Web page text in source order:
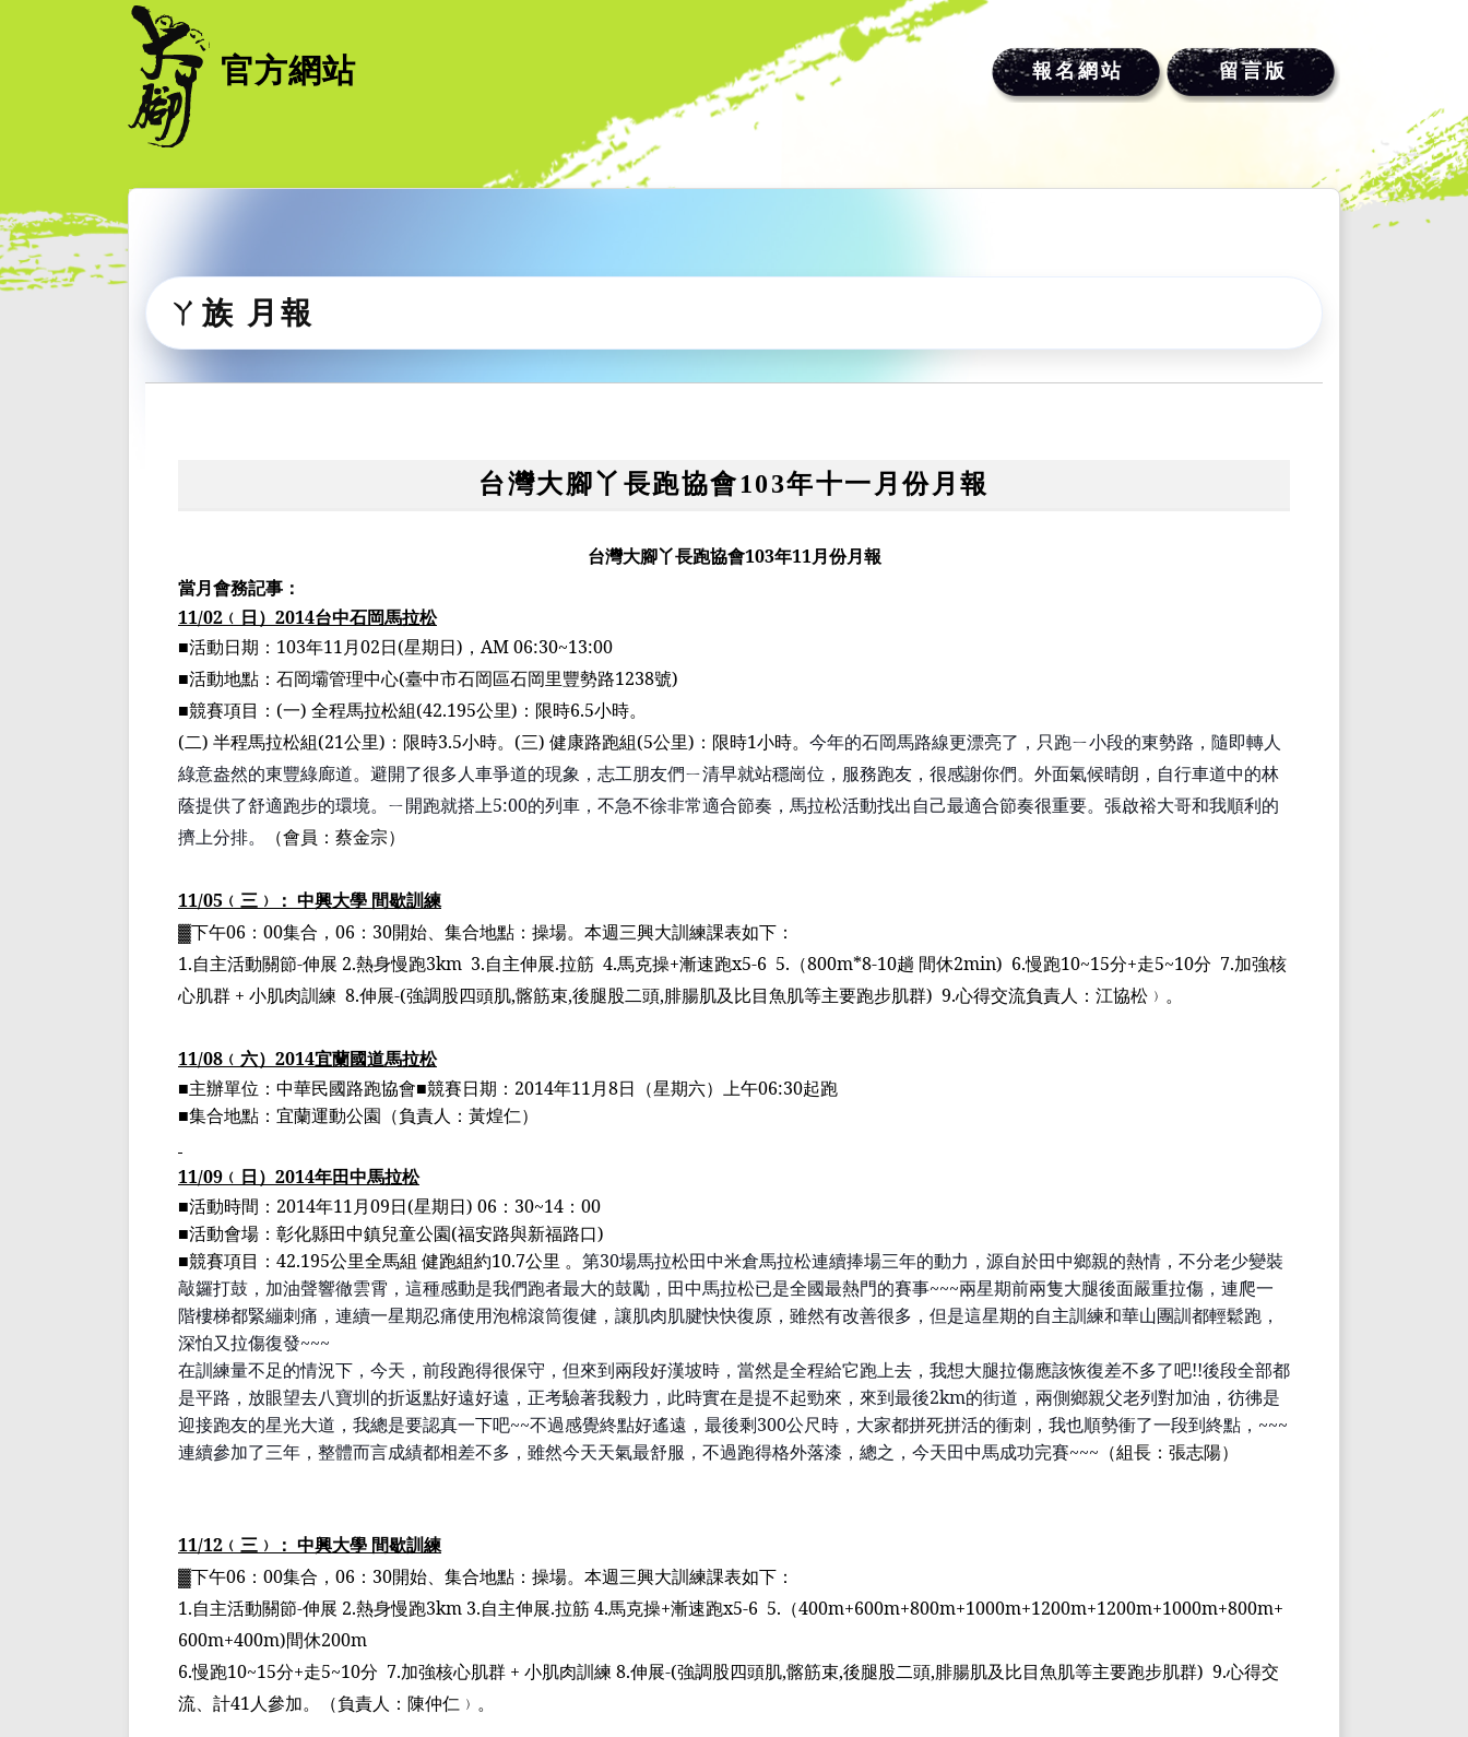
官方網站 報名網站 留言版
ㄚ族 月報
台灣大腳丫長跑協會103年十一月份月報
台灣大腳丫長跑協會103年11月份月報
當月會務記事：
11/02 ﹙ 日） 2014台中石岡馬拉松
■活動日期： 103年11月02日(星期日) ， AM 06:30~13:00
■活動地點：石岡壩管理中心(臺中市石岡區石岡里豐勢路1238號)
■競賽項目： (一) 全程馬拉松組(42.195公里) ：限時6.5小時。
(二) 半程馬拉松組(21公里) ：限時3.5小時。 (三) 健康路跑組(5公里) ：限時1小時。 今年的石岡馬路線更漂亮了，只跑ㄧ小段的東勢路，隨即轉人
綠意盎然的東豐綠廊道。避開了很多人車爭道的現象，志工朋友們ㄧ清早就站穩崗位， 服務跑友 ，很感謝你們。外面氣候晴朗，自行車道中的林
蔭提供了舒適跑步的環境。 ㄧ開跑就搭上5:00的列車，不急不徐非常適合節奏，馬拉松活動找出自己最適合節奏很重要。張啟裕大哥和我順利的
擠上分排。
（會員：蔡金宗）
11/05 ﹙ 三 ﹚ ： 中興大學 間歇訓練
▓下午06 ： 00集合， 06 ： 30開始、集合地點：操場。 本週三興大訓練課表如下：
1.自主活動關節-伸展 2.熱身慢跑3km 3.自主伸展.拉筋 4.馬克操+漸速跑x5-6 5. （800m*8-10趟 間休2min) 6.慢跑10~15分+走5~10分 7.加強核
心肌群 + 小肌肉訓練 8.伸展-(強調股四頭肌,髂筋束,後腿股二頭,腓腸肌及比目魚肌等主要跑步肌群) 9.心得交流負責人： 江協松﹚ 。
11/08 ﹙ 六） 2014宜蘭國道馬拉松
■主辦單位：中華民國路跑協會■競賽日期： 2014年11月8日（星期六）上午06:30起跑
■集合地點：宜蘭運動公園 （負責人：黃煌仁）
11/09 ﹙ 日） 2014年田中馬拉松
■活動時間： 2014年11月09日(星期日) 06 ： 30~14 ： 00
■活動會場：彰化縣田中鎮兒童公園(福安路與新福路口)
■競賽項目： 42.195公里全馬組 健跑組約10.7公里 。 第30場馬拉松田中米倉馬拉松連續捧場三年的動力，源自於田中鄉親的熱情，不分老少變裝
敲鑼打鼓，加油聲響徹雲霄，這種感動是我們跑者最大的鼓勵，田中馬拉松已是全國最熱門的賽事~~~兩星期前兩隻大腿後面嚴重拉傷， 連爬一
階樓梯都緊繃刺痛，連續一星期忍痛使用泡棉滾筒復健，讓肌肉肌腱快快復原，雖然有改善很多，但是這星期的自主訓練和華山團訓都輕鬆跑，
深怕又拉傷復發~~~
在訓練量不足的情況下，今天， 前段跑得很保守，但來到兩段好漢坡時 ，當然是全程給它跑上去，我想大腿拉傷應該恢復差不多了吧!!後段全部都
是平路，放眼望去八寶圳的折返點好遠好遠，正考驗著我毅力，此時實在是提不起勁來，來到最後2km的街道，兩側鄉親父老列對加油，彷彿是
迎接跑友的星光大道，我總是要認真一下吧~~不過感覺終點好遙遠，最後剩300公尺時，大家都拼死拼活的衝刺，我也順勢衝了一段到終點， ~~~
連續參加了三年，整體而言成績都相差不多，雖然今天天氣最舒服，不過跑得格外落漆，總之，今天田中馬成功完賽~~~ （組長：張志陽）
11/12 ﹙ 三 ﹚ ： 中興大學 間歇訓練
▓下午06 ： 00集合， 06 ： 30開始、集合地點：操場。 本週三興大訓練課表如下：
1.自主活動關節-伸展 2.熱身慢跑3km 3.自主伸展.拉筋4.馬克操+漸速跑x5-6 5. （400m+600m+800m+1000m+1200m+1200m+1000m+800m+
600m+400m)間休200m
6.慢跑10~15分+走5~10分 7.加強核心肌群 + 小肌肉訓練 8.伸展-(強調股四頭肌,髂筋束,後腿股二頭,腓腸肌及比目魚肌等主要跑步肌群) 9.心得交
流、 計41人參加。 （負責人：陳仲仁 ﹚ 。